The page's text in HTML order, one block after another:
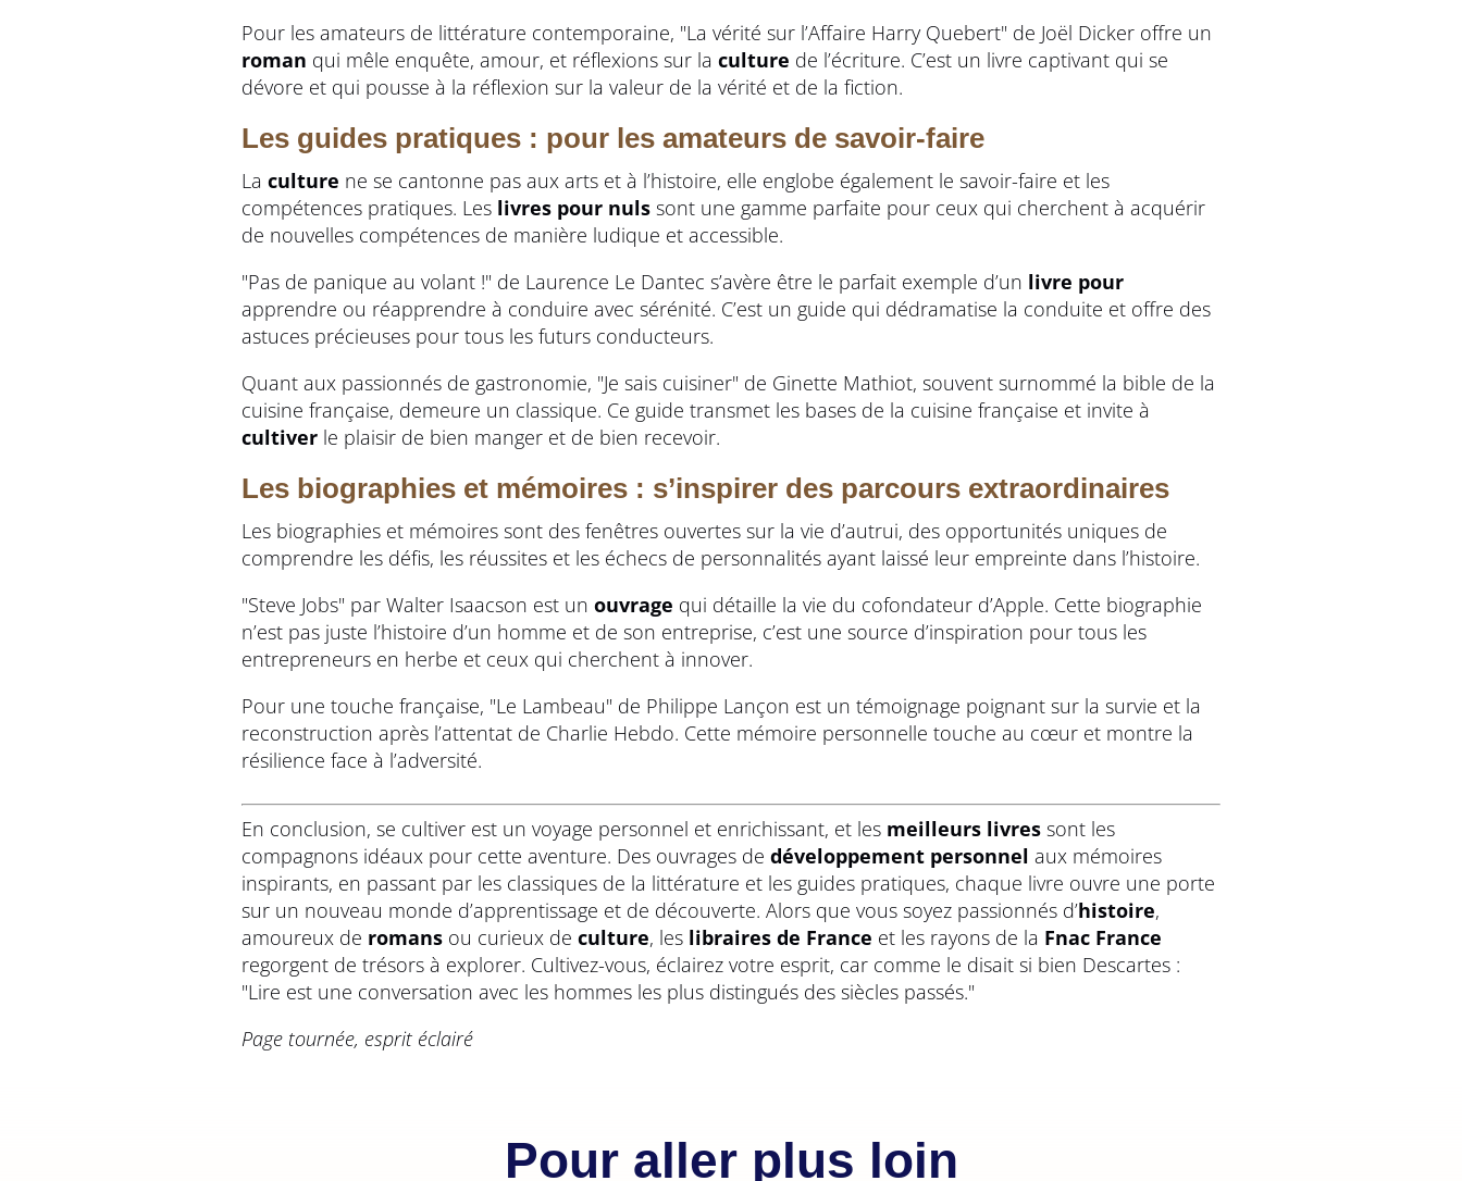
Pour les amateurs de littérature contemporaine, "La vérité sur l’Affaire Harry Quebert" de Joël Dicker offre un
roman qui mêle enquête, amour, et réflexions sur la culture de l’écriture. C’est un livre captivant qui se
dévore et qui pousse à la réflexion sur la valeur de la vérité et de la fiction.
Les guides pratiques : pour les amateurs de savoir-faire
La culture ne se cantonne pas aux arts et à l’histoire, elle englobe également le savoir-faire et les
compétences pratiques. Les livres pour nuls sont une gamme parfaite pour ceux qui cherchent à acquérir
de nouvelles compétences de manière ludique et accessible.
"Pas de panique au volant !" de Laurence Le Dantec s’avère être le parfait exemple d’un livre pour
apprendre ou réapprendre à conduire avec sérénité. C’est un guide qui dédramatise la conduite et offre des
astuces précieuses pour tous les futurs conducteurs.
Quant aux passionnés de gastronomie, "Je sais cuisiner" de Ginette Mathiot, souvent surnommé la bible de la
cuisine française, demeure un classique. Ce guide transmet les bases de la cuisine française et invite à
cultiver le plaisir de bien manger et de bien recevoir.
Les biographies et mémoires : s’inspirer des parcours extraordinaires
Les biographies et mémoires sont des fenêtres ouvertes sur la vie d’autrui, des opportunités uniques de
comprendre les défis, les réussites et les échecs de personnalités ayant laissé leur empreinte dans l’histoire.
"Steve Jobs" par Walter Isaacson est un ouvrage qui détaille la vie du cofondateur d’Apple. Cette biographie
n’est pas juste l’histoire d’un homme et de son entreprise, c’est une source d’inspiration pour tous les
entrepreneurs en herbe et ceux qui cherchent à innover.
Pour une touche française, "Le Lambeau" de Philippe Lançon est un témoignage poignant sur la survie et la
reconstruction après l’attentat de Charlie Hebdo. Cette mémoire personnelle touche au cœur et montre la
résilience face à l’adversité.
En conclusion, se cultiver est un voyage personnel et enrichissant, et les meilleurs livres sont les
compagnons idéaux pour cette aventure. Des ouvrages de développement personnel aux mémoires
inspirants, en passant par les classiques de la littérature et les guides pratiques, chaque livre ouvre une porte
sur un nouveau monde d’apprentissage et de découverte. Alors que vous soyez passionnés d’histoire,
amoureux de romans ou curieux de culture, les libraires de France et les rayons de la Fnac France
regorgent de trésors à explorer. Cultivez-vous, éclairez votre esprit, car comme le disait si bien Descartes :
"Lire est une conversation avec les hommes les plus distingués des siècles passés."
Page tournée, esprit éclairé
Pour aller plus loin